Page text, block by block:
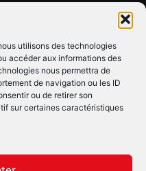
utilisons des technologies
accéder aux informations des
nous permettra de
de navigation ou les ID
ou de retirer son
sur certaines caractéristiques
ICI !
!